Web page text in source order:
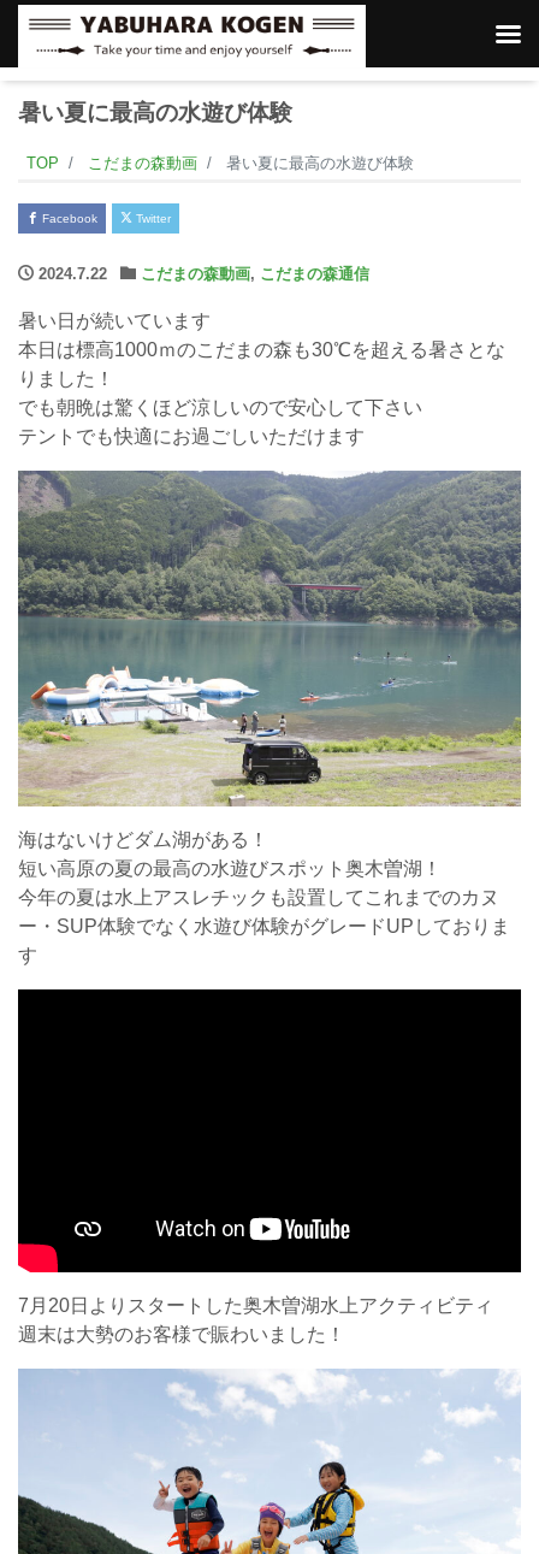
暑い夏に最高の水遊び体験
TOP こだまの森動画 暑い夏に最高の水遊び体験
Facebook Twitter
2024.7.22 こだまの森動画, こだまの森通信
暑い日が続いています
本日は標高1000ｍのこだまの森も30℃を超える暑さとな
りました！
でも朝晩は驚くほど涼しいので安心して下さい
テントでも快適にお過ごしいただけます
海はないけどダム湖がある！
短い高原の夏の最高の水遊びスポット奥木曽湖！
今年の夏は水上アスレチックも設置してこれまでのカヌ
ー・SUP体験でなく水遊び体験がグレードUPしておりま
す
7月20日よりスタートした奥木曽湖水上アクティビティ
週末は大勢のお客様で賑わいました！